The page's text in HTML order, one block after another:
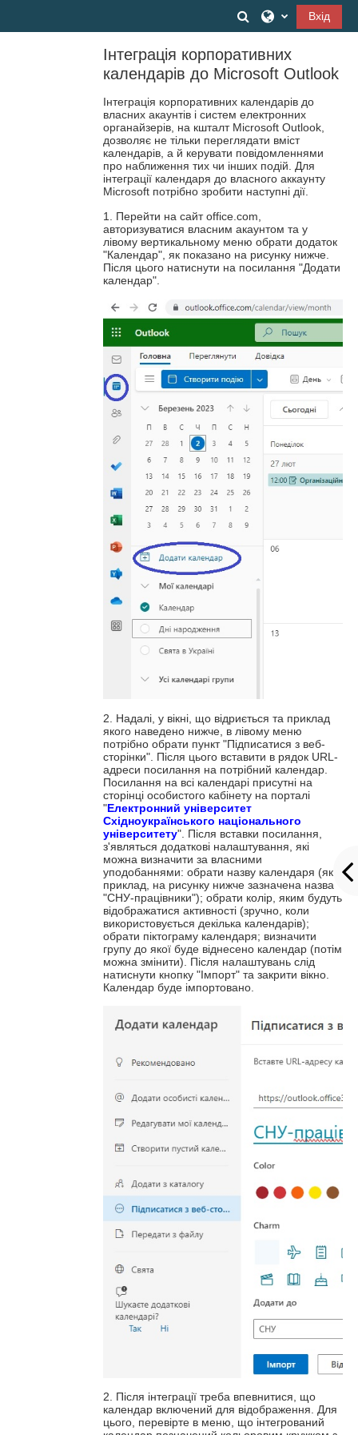
Переключити
Вхід
Інтеграція корпоративних
календарів до Microsoft Outlook
Інтеграція корпоративних календарів до
власних акаунтів і систем електронних
органайзерів, на кшталт Microsoft Outlook,
дозволяє не тільки переглядати вміст
календарів, а й керувати повідомленнями
про наближення тих чи інших подій. Для
інтеграції календаря до власного аккаунту
Microsoft потрібно зробити наступні дії.
1. Перейти на сайт office.com,
авторизуватися власним акаунтом та у
лівому вертикальному меню обрати додаток
"Календар", як показано на рисунку нижче.
Після цього натиснути на посилання "Додати
календар".
2. Надалі, у вікні, що відриється та приклад
якого наведено нижче, в лівому меню
потрібно обрати пункт "Підписатися з веб-
сторінки". Після цього вставити в рядок URL-
адреси посилання на потрібний календар.
Посилання на всі календарі присутні на
сторінці особистого кабінету на порталі
"Електронний університет
Східноукраїнського національного
університету". Після вставки посилання,
з'являться додаткові налаштування, які
можна визначити за власними
уподобаннями: обрати назву календаря (як
приклад, на рисунку нижче зазначена назва
"СНУ-працівники"); обрати колір, яким будуть
відображатися активності (зручно, коли
використовується декілька календарів);
обрати піктограму календаря; визначити
групу до якої буде віднесено календар (потім
можна змінити). Після налаштувань слід
натиснути кнопку "Імпорт" та закрити вікно.
Календар буде імпортовано.
2. Після інтеграції треба впевнитися, що
календар включений для відображення. Для
цього, перевірте в меню, що інтегрований